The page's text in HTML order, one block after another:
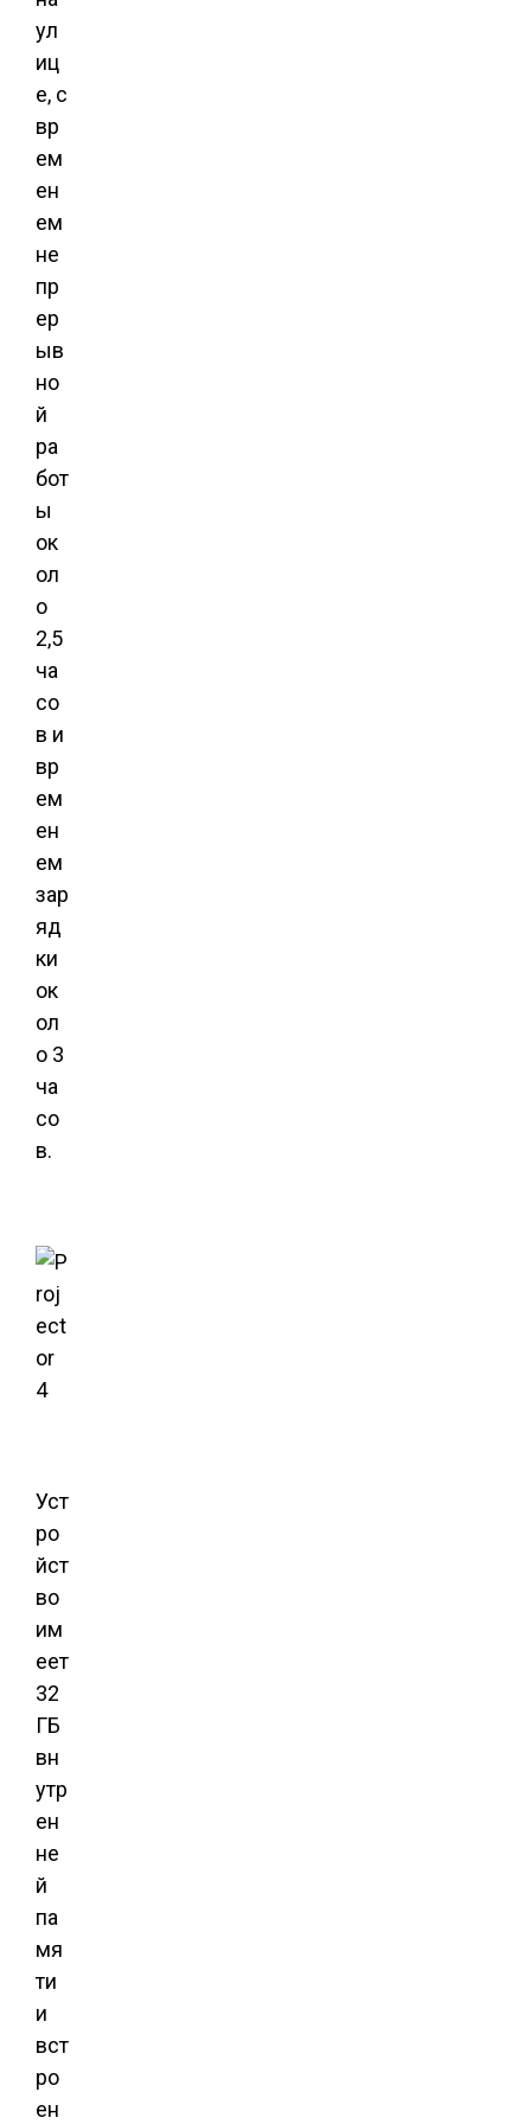
ул
иц
е, с
вр
ем
ен
ем
не
пр
ер
ыв
но
й
ра
бот
ы
ок
ол
о
2,5
ча
со
в и
вр
ем
ен
ем
зар
яд
ки
ок
ол
о 3
ча
со
в.
Уст
ро
йст
во
им
еет
32
ГБ
вн
утр
ен
не
й
па
мя
ти
и
вст
ро
ен